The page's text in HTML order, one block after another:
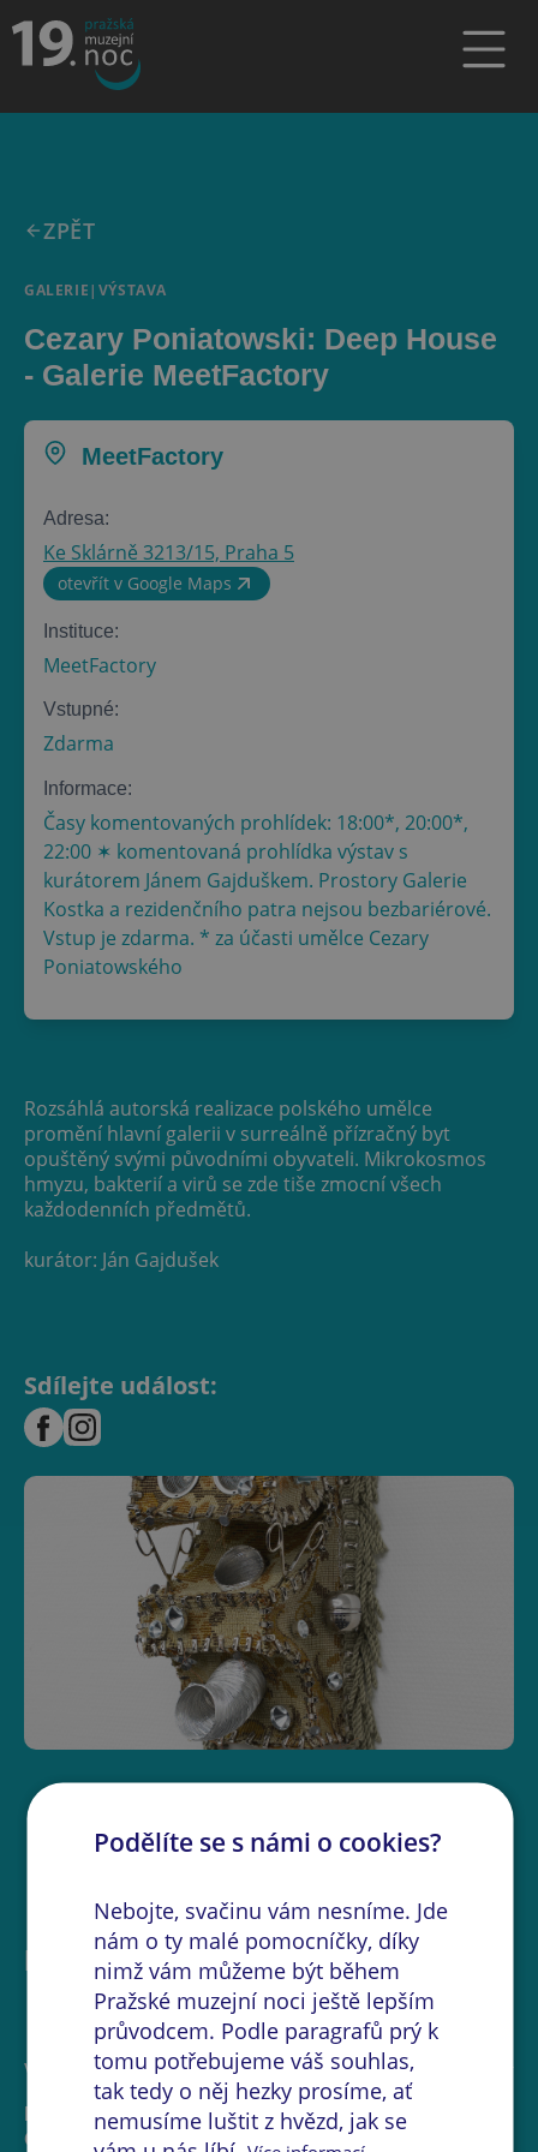
ZPĚT
GALERIE| VÝSTAVA
Cezary Poniatowski: Deep House
- Galerie MeetFactory
MeetFactory
Adresa:
Ke Sklárně 3213/15, Praha 5
otevřít v Google Maps
Instituce:
MeetFactory
Vstupné:
Zdarma
Informace:
Časy komentovaných prohlídek: 18:00*, 20:00*,
22:00 ✶ komentovaná prohlídka výstav s
kurátorem Jánem Gajduškem. Prostory Galerie
Kostka a rezidenčního patra nejsou bezbariérové.
Vstup je zdarma. * za účasti umělce Cezary
Poniatowského
Rozsáhlá autorská realizace polského umělce
promění hlavní galerii v surreálně přízračný byt
opuštěný svými původními obyvateli. Mikrokosmos
hmyzu, bakterií a virů se zde tiše zmocní všech
každodenních předmětů.
kurátor: Ján Gajdušek
Sdílejte událost:
Další akce na místě
VÝSTAVA
Borsos Lőrinc: The Spectre in the Wedge -
Galerie Kostka
Podělíte se s námi o cookies?
Nebojte, svačinu vám nesníme. Jde
nám o ty malé pomocníčky, díky
nimž vám můžeme být během
Pražské muzejní noci ještě lepším
průvodcem. Podle paragrafů prý k
tomu potřebujeme váš souhlas,
tak tedy o něj hezky prosíme, ať
nemusíme luštit z hvězd, jak se